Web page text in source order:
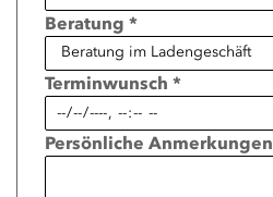
Beratung *
Terminwunsch *
Persönliche Anmerkungen